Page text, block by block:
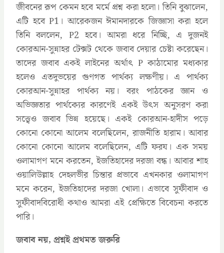
জীবনের রূপ কেমন হবে মর্মে প্রশ্ন করা হলো। তিনি বুঝালেন,
এটি হবে P1। আরেকজন ঈমানদারকে জিজ্ঞাসা করা হলে
তিনি বললেন, P2 হবে। আমরা ধরে নিচ্ছি, এ দুজনই
কোরআন-সুন্নাহর টেক্সট থেকে জবাব দেয়ার চেষ্টা করেছেন।
তাদের জবাব একই লাইনের অর্থাৎ P কাঠামোর মধ্যকার
হলেও এতদুভয়ের গুণগত পার্থক্য লক্ষণীয়। এ পার্থক্য
কোরআন-সুন্নাহর পার্থক্য নয়। বরং পাঠকের জ্ঞান ও
অভিজ্ঞতার পার্থক্যের কারণেই একই উৎস অনুসরণ করা
সত্ত্বেও জবাব ভিন্ন হয়েছে। একই কোরআন-হাদীস পড়ে
কোনো কোনো আলেম বলেছিলেন, রাজনীতি হারাম। আবার
কোনো কোনো আলেম বলেছিলেন, এটি ফরয। এক সময়
ওলামাগণ মনে করতেন, ইজতিহাদের দরজা বন্ধ। আবার শাহ
ওয়ালিউল্লাহ দেহলভীর চিন্তার প্রভাবে এখনকার ওলামাগণ
মনে করেন, ইজতিহাদের দরজা খোলা। এভাবে সুফীবাদ ও
সুফীবাদবিরোধী কথাও আমরা এই প্রেক্ষিতে বিবেচনা করতে
পারি।
জবাব নয়, প্রশ্নই প্রথমত জরুরি